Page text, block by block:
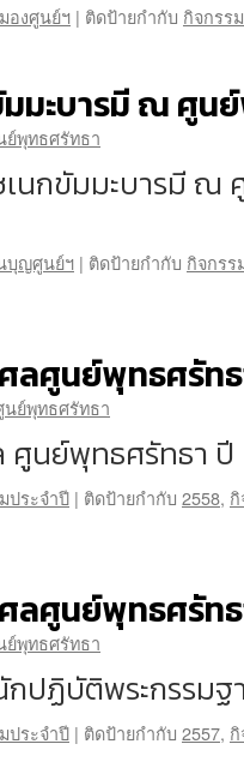
องศูนย์ฯ | ติดป้ายกำกับ กิจกรรม
มะบารมี ณ ศูน
ย์พุทธศรัทธา
เนกขัมมะบารมี
บุญศูนย์ฯ | ติดป้ายกำกับ กิจกรร
ลศูนย์พุทธศรัท
นย์พุทธศรัทธา
ศูนย์พุทธศรัทธา
ประจำปี | ติดป้ายกำกับ 2558,
ลศูนย์พุทธศรัท
ย์พุทธศรัทธา
ปฏิบัติพระกรรม
ประจำปี | ติดป้ายกำกับ 2557,